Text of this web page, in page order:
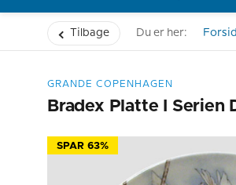
Tilbage Du er her:
GRANDE COPENHAGEN
Bradex Platte I
SPAR 63%